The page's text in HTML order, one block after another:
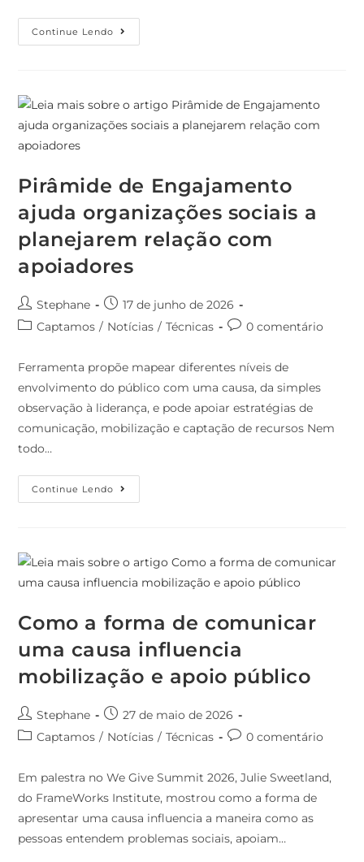
Continue Lendo
Pirâmide de Engajamento
ajuda organizações sociais a
planejarem relação com
apoiadores
Stephane
17 de junho de 2026
Captamos / Notícias / Técnicas 0 comentário
Ferramenta propõe mapear diferentes níveis de
envolvimento do público com uma causa, da simples
observação à liderança, e pode apoiar estratégias de
comunicação, mobilização e captação de recursos Nem
todo…
Continue Lendo
Como a forma de comunicar
uma causa influencia
mobilização e apoio público
Stephane
27 de maio de 2026
Captamos / Notícias / Técnicas 0 comentário
Em palestra no We Give Summit 2026, Julie Sweetland,
do FrameWorks Institute, mostrou como a forma de
apresentar uma causa influencia a maneira como as
pessoas entendem problemas sociais, apoiam…